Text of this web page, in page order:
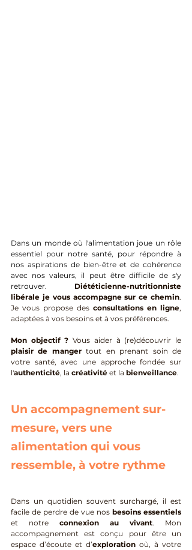
Dans un monde où l'alimentation joue un rôle
essentiel pour notre santé, pour répondre à
nos aspirations de bien-être et de cohérence
avec nos valeurs, il peut être difficile de s'y
retrouver.
Diététicienne-nutritionniste
libérale je vous accompagne sur ce chemin.
Je vous propose des consultations en ligne,
adaptées à vos besoins et à vos préférences.
Mon objectif ?
plaisir de manger tout en prenant soin de
votre santé, avec une approche fondée sur
l'authenticité, la créativité et la bienveillance.
Un accompagnement sur-
mesure, vers une
alimentation qui vous
ressemble, à votre rythme
Dans un quotidien souvent surchargé, il est
facile de perdre de vue nos besoins essentiels
et notre connexion au vivant. Mon
accompagnement est conçu pour être un
espace d’écoute et d’exploration où, à votre